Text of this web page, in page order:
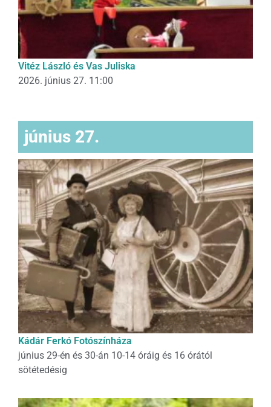
Vitéz László és Vas Juliska
2026. június 27. 11:00
június 27.
Kádár Ferkó Fotószínháza
június 29-én és 30-án 10-14 óráig és 16 órától
sötétedésig